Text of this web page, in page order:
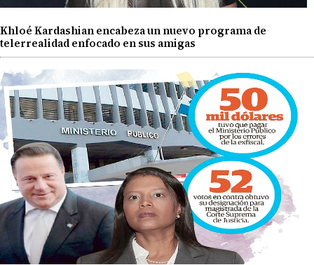
Khloé Kardashian encabeza un nuevo programa de
telerrealidad enfocado en sus amigas